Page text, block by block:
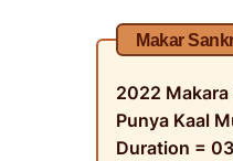
Makar
2022 Makara
Punya Kaal
Duration = 03